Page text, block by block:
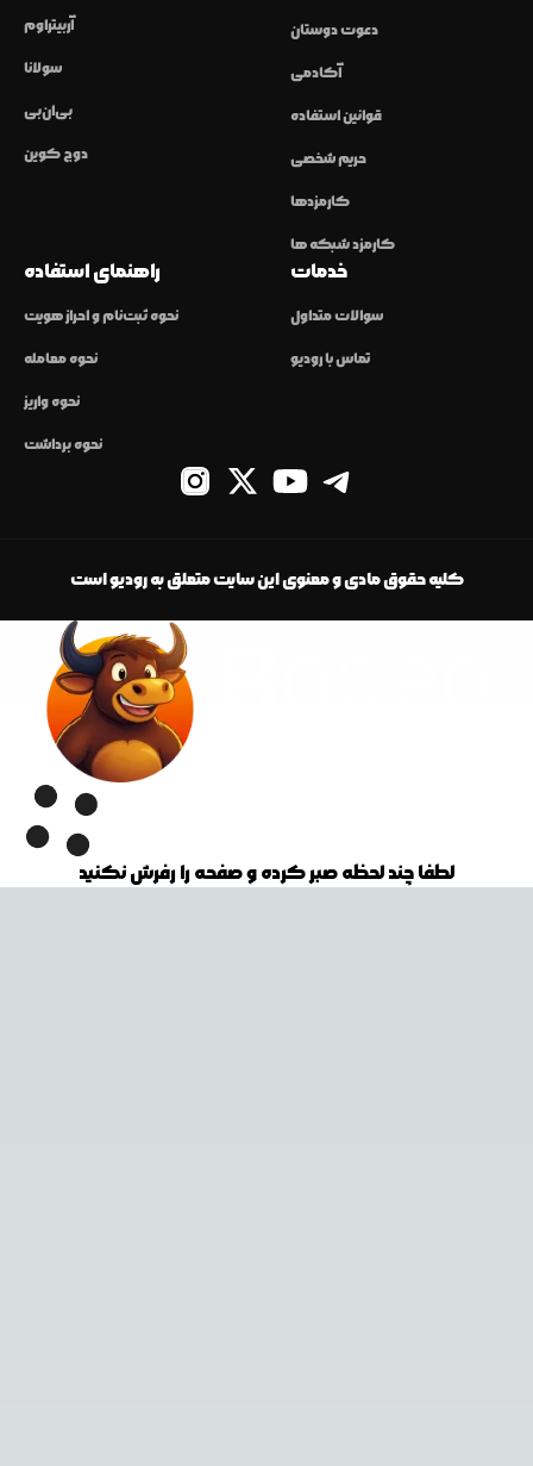
آربیتراوم
سولانا
بی‌ان‌بی
دوج کوین
دعوت دوستان
آکادمی
قوانین استفاده
حریم شخصی
کارمزدها
کارمزد شبکه ها
راهنمای استفاده
نحوه ثبت‌نام و احراز هویت
نحوه معامله
نحوه واریز
نحوه برداشت
خدمات
سوالات متداول
تماس با رودیو
کلیه حقوق مادی و معنوی این سایت متعلق به رودیو است
لطفا چند لحظه صبر کرده و صفحه را رفرش نکنید